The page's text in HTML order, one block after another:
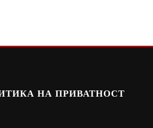
НА ПРИВАТНОСТ